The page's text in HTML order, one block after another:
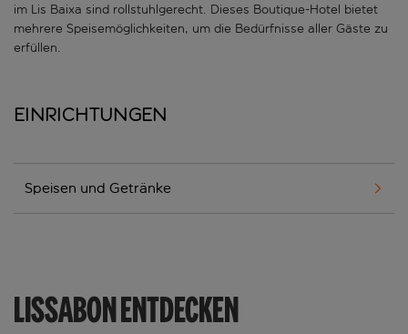
im Lis Baixa sind rollstuhlgerecht. Dieses Boutique-Hotel bietet
mehrere Speisemöglichkeiten, um die Bedürfnisse aller Gäste zu
erfüllen.
Einrichtungen
Speisen und Getränke
LISSABON ENTDECKEN